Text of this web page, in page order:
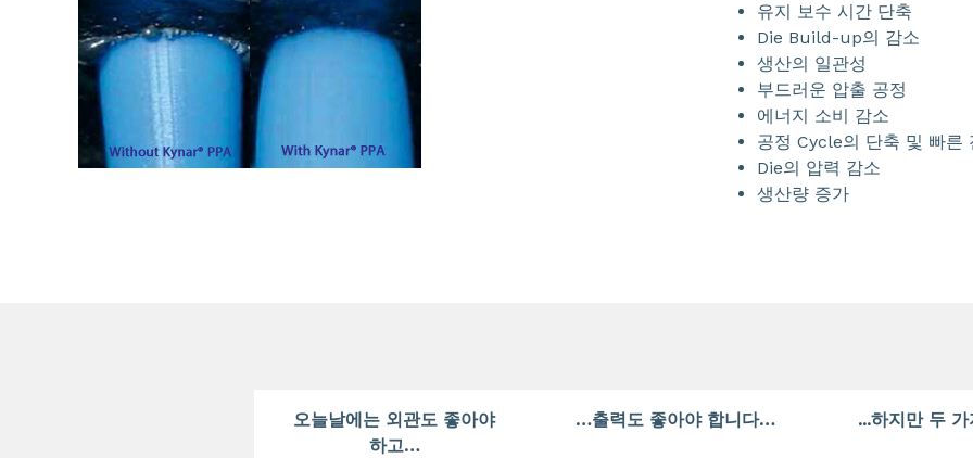
유지 보수 시간 단축
Die Build-up의 감소
생산의 일관성
부드러운 압출 공정
에너지 소비 감소
공정 Cycle의 단축 및 빠른
Die의 압력 감소
생산량 증가
오늘날에는 외관도 좋아야
하고…
…출력도 좋아야 합니다… ...하지만 두